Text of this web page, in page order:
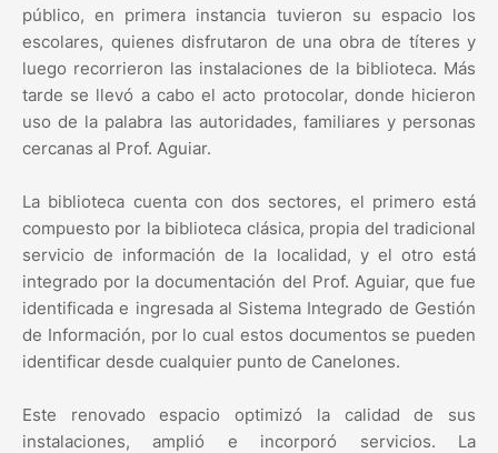
público, en primera instancia tuvieron su espacio los
escolares, quienes disfrutaron de una obra de títeres y
luego recorrieron las instalaciones de la biblioteca. Más
tarde se llevó a cabo el acto protocolar, donde hicieron
uso de la palabra las autoridades, familiares y personas
cercanas al Prof. Aguiar.
La biblioteca cuenta con dos sectores, el primero está
compuesto por la biblioteca clásica, propia del tradicional
servicio de información de la localidad, y el otro está
integrado por la documentación del Prof. Aguiar, que fue
identificada e ingresada al Sistema Integrado de Gestión
de Información, por lo cual estos documentos se pueden
identificar desde cualquier punto de Canelones.
Este renovado espacio optimizó la calidad de sus
instalaciones, amplió e incorporó servicios. La